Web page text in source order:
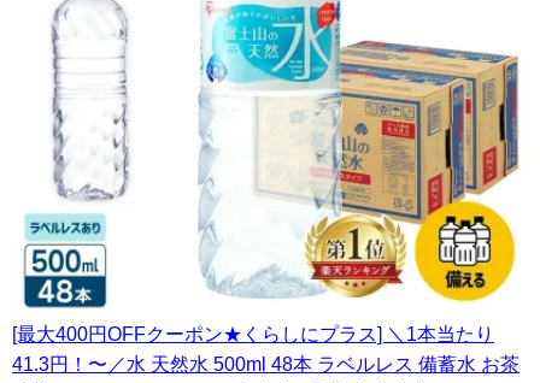
[最大400円OFFクーポン★くらしにプラス] ＼1本当たり
41.3円！〜／水 天然水 500ml 48本 ラベルレス 備蓄水 お茶